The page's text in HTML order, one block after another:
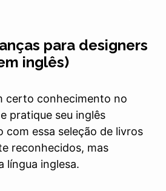
para designers
inglês)
certo conhecimento no
pratique seu inglês
com essa seleção de livros
reconhecidos, mas
língua inglesa.